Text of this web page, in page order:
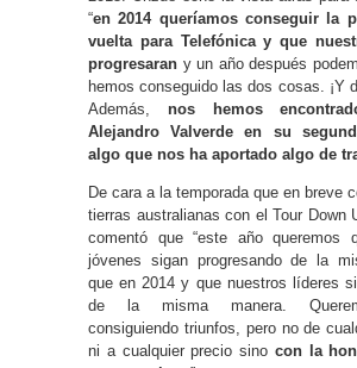
“en 2014 queríamos conseguir la
vuelta para Telefónica y que
progresaran y un año después
hemos conseguido las dos cosas. ¡Y
Además, nos hemos
Alejandro Valverde en su
algo que nos ha aportado algo de
De cara a la temporada que en breve
tierras australianas con el Tour Down
comentó que “este año queremos
jóvenes sigan progresando de la
que en 2014 y que nuestros líderes
de la misma manera.
consiguiendo triunfos, pero no de
ni a cualquier precio sino con la